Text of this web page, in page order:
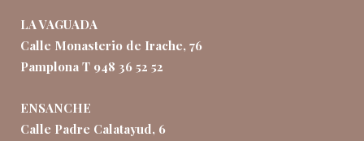
LA VAGUADA
Calle Monasterio de Irache, 76
Pamplona T 948 36 52 52
ENSANCHE
Calle Padre Calatayud, 6